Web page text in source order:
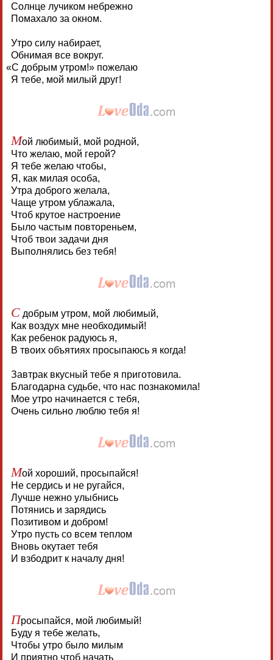
Солнце лучиком небрежно
Помахало за окном.
Утро силу набирает,
Обнимая все вокруг.
«С добрым утром!» пожелаю
Я тебе, мой милый друг!
Мой любимый, мой родной,
Что желаю, мой герой?
Я тебе желаю чтобы,
Я, как милая особа,
Утра доброго желала,
Чаще утром ублажала,
Чтоб крутое настроение
Было частым повтореньем,
Чтоб твои задачи дня
Выполнялись без тебя!
Сдобрым утром, мой любимый,
Как воздух мне необходимый!
Как ребенок радуюсь я,
В твоих объятиях просыпаюсь я когда!
Завтрак вкусный тебе я приготовила.
Благодарна судьбе, что нас познакомила!
Мое утро начинается с тебя,
Очень сильно люблю тебя я!
Мой хороший, просыпайся!
Не сердись и не ругайся,
Лучше нежно улыбнись
Потянись и зарядись
Позитивом и добром!
Утро пусть со всем теплом
Вновь окутает тебя
И взбодрит к началу дня!
Просыпайся, мой любимый!
Буду я тебе желать,
Чтобы утро было милым
И приятно чтоб начать